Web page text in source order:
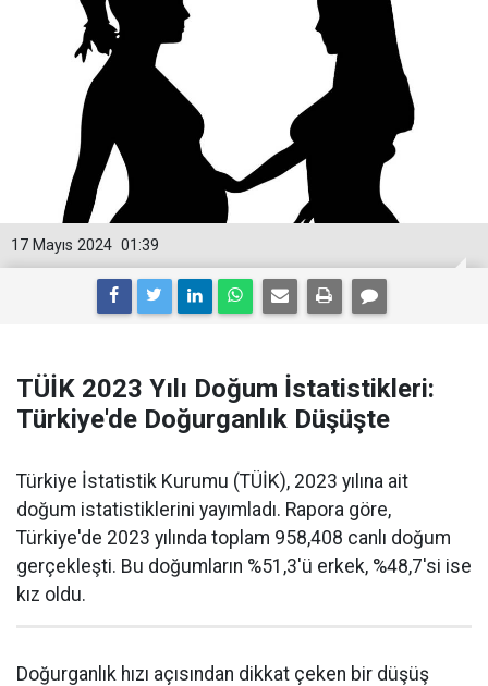
01:39
17 Mayıs 2024
TÜİK 2023 Yılı Doğum İstatistikleri:
Türkiye'de Doğurganlık Düşüşte
Türkiye İstatistik Kurumu (TÜİK), 2023 yılına ait
doğum istatistiklerini yayımladı. Rapora göre,
Türkiye'de 2023 yılında toplam 958,408 canlı doğum
gerçekleşti. Bu doğumların %51,3'ü erkek, %48,7'si ise
kız oldu.
Doğurganlık hızı açısından dikkat çeken bir düşüş